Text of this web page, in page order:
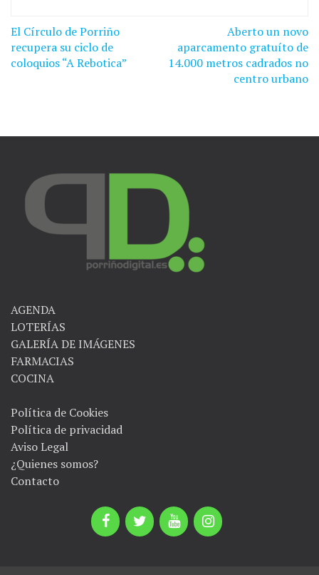
Navegación
de
El Círculo de Porriño
recupera su ciclo de
coloquios “A Rebotica”
Aberto un novo
aparcamento gratuíto de
14.000 metros cadrados no
centro urbano
AGENDA
LOTERÍAS
GALERÍA DE IMÁGENES
FARMACIAS
COCINA
Política de Cookies
Política de privacidad
Aviso Legal
¿Quienes somos?
Contacto